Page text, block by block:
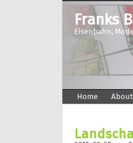
Franks
Eisenbahn,
Home About